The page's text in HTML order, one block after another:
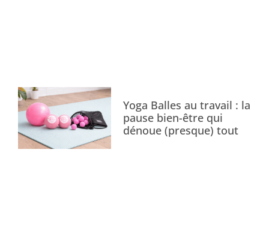
Yoga Balles au travail : la
pause bien-être qui
dénoue (presque) tout